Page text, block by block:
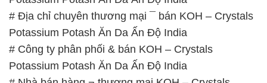
# Nhà bán hàng ¬ thương mại KOH – Crystals
Potassium Potash Ăn Da Ấn Độ India
# Nơi chuyên phân phối ≈ kinh doanh KOH –
Crystals Potassium Potash Ăn Da Ấn Độ India
# Nhà phân phối & cung cấp KOH – Crystals